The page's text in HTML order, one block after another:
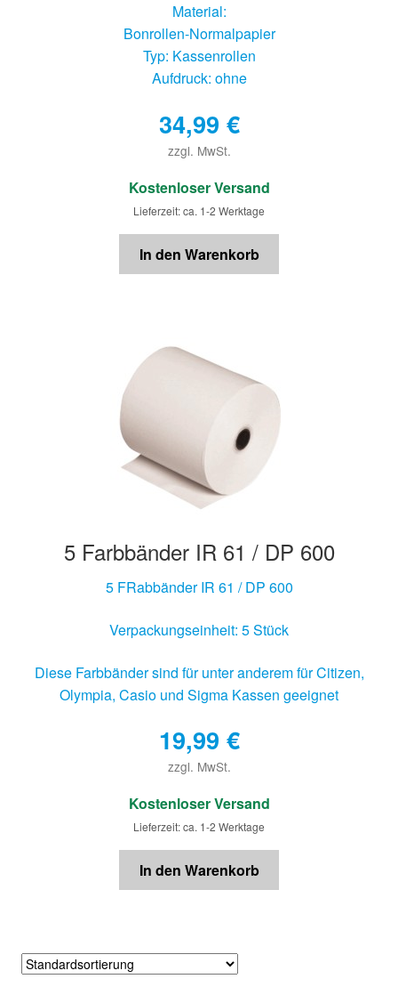
Material:
Bonrollen-Normalpapier
Typ: Kassenrollen
Aufdruck: ohne
34,99 €
zzgl. MwSt.
€
Kostenloser Versand
Lieferzeit: ca. 1-2 Werktage
In den Warenkorb
5 Farbbänder IR 61 / DP 600
5 FRabbänder IR 61 / DP 600
Verpackungseinheit: 5 Stück
Diese Farbbänder sind für unter anderem für Citizen,
Olympia, Casio und Sigma Kassen geeignet
19,99 €
zzgl. MwSt.
€
Kostenloser Versand
Lieferzeit: ca. 1-2 Werktage
In den Warenkorb